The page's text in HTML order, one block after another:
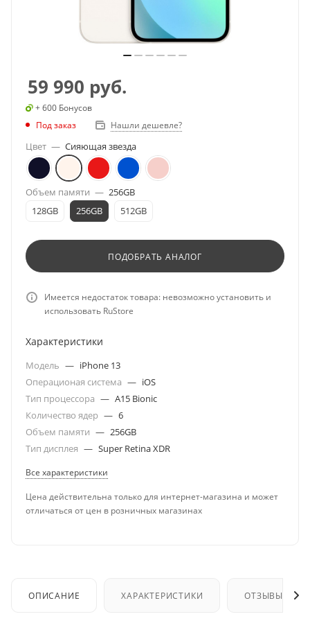
59 990 руб.
+ 600 Бонусов
Под заказ
Нашли дешевле?
Цвет — Сияющая звезда
Объем памяти — 256GB
128GB
256GB 512GB
ПОДОБРАТЬ АНАЛОГ
Имеется недостаток товара: невозможно установить и
использовать RuStore
Характеристики
Модель — iPhone 13
Операционая система — iOS
Тип процессора — A15 Bionic
Количество ядер — 6
Объем памяти — 256GB
Тип дисплея — Super Retina XDR
Все характеристики
Цена действительна только для интернет-магазина и может
отличаться от цен в розничных магазинах
ОПИСАНИЕ ХАРАКТЕРИСТИКИ ОТЗЫВЫ